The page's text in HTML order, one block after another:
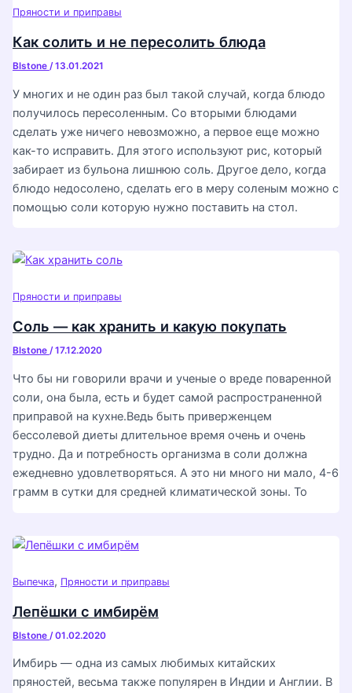
Пряности и приправы
Как солить и не пересолить блюда
Blstone /13.01.2021
У многих и не один раз был такой случай, когда блюдо
получилось пересоленным. Со вторыми блюдами
сделать уже ничего невозможно, а первое еще можно
как-то исправить. Для этого используют рис, который
забирает из бульона лишнюю соль. Другое дело, когда
блюдо недосолено, сделать его в меру соленым можно с
помощью соли которую нужно поставить на стол.
Пряности и приправы
Соль — как хранить и какую покупать
Blstone /17.12.2020
Что бы ни говорили врачи и ученые о вреде поваренной
соли, она была, есть и будет самой распространенной
приправой на кухне.Ведь быть приверженцем
бессолевой диеты длительное время очень и очень
трудно. Да и потребность организма в соли должна
ежедневно удовлетворяться. А это ни много ни мало, 4-6
грамм в сутки для средней климатической зоны. То
Выпечка, Пряности и приправы
Лепёшки с имбирём
Blstone /01.02.2020
Имбирь — одна из самых любимых китайских
пряностей, весьма также популярен в Индии и Англии. В